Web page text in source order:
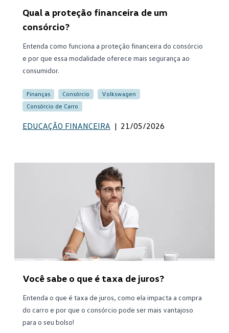
Qual a proteção financeira de um
consórcio?
Entenda como funciona a proteção financeira do consórcio
e por que essa modalidade oferece mais segurança ao
consumidor.
Finanças Consórcio
Volkswagen
Consórcio de Carro
EDUCAÇÃO FINANCEIRA | 21/05/2026
Você sabe o que é taxa de juros?
Entenda o que é taxa de juros, como ela impacta a compra
do carro e por que o consórcio pode ser mais vantajoso
para o seu bolso!